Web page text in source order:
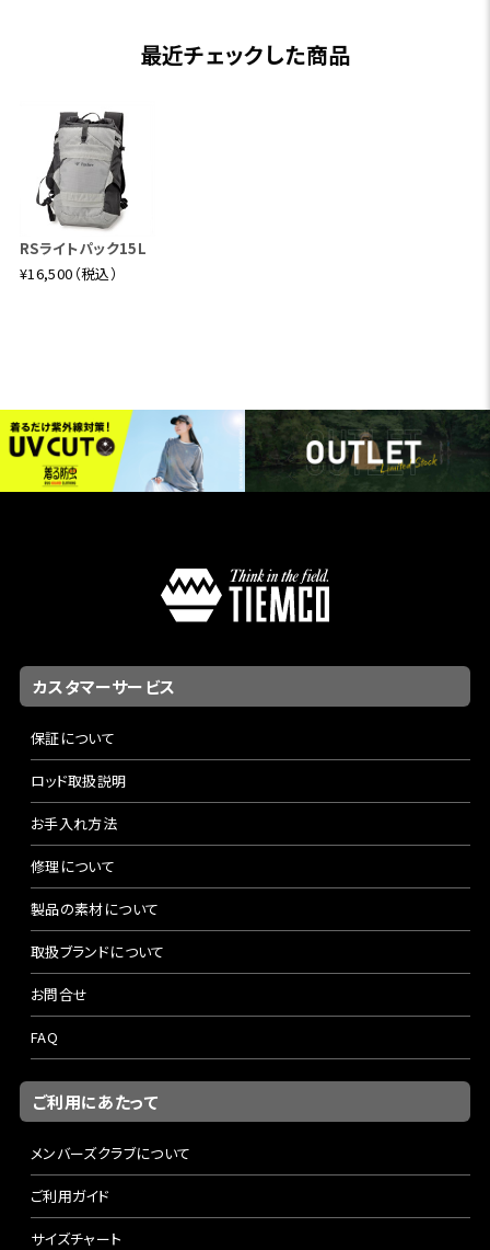
最近チェックした商品
RSライトパック15L
¥16,500（税込）
カスタマーサービス
保証について
ロッド取扱説明
お手入れ方法
修理について
製品の素材について
取扱ブランドについて
お問合せ
FAQ
ご利用にあたって
メンバーズクラブについて
ご利用ガイド
サイズチャート